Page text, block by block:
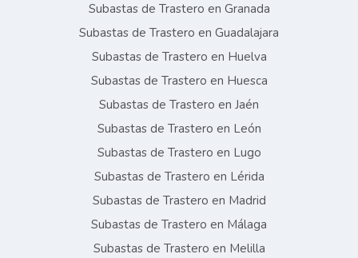
Subastas de Trastero en Granada
Subastas de Trastero en Guadalajara
Subastas de Trastero en Huelva
Subastas de Trastero en Huesca
Subastas de Trastero en Jaén
Subastas de Trastero en León
Subastas de Trastero en Lugo
Subastas de Trastero en Lérida
Subastas de Trastero en Madrid
Subastas de Trastero en Málaga
Subastas de Trastero en Melilla